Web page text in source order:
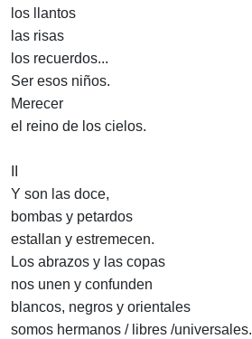
los llantos
las risas
los recuerdos...
Ser esos niños.
Merecer
el reino de los cielos.
Y son las doce,
bombas y petardos
estallan y estremecen.
Los abrazos y las copas
nos unen y confunden
blancos, negros y orientales
somos hermanos / libres /universales.